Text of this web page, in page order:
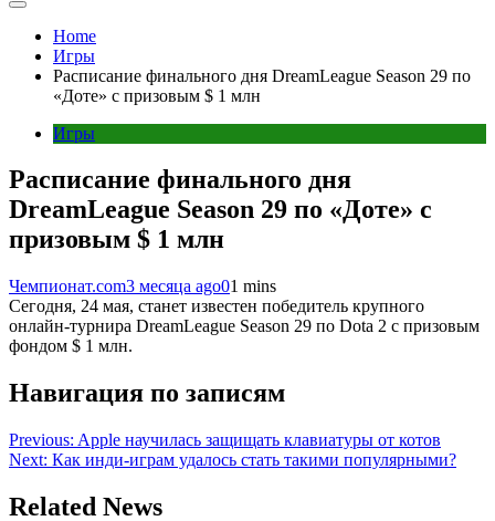
Home
Игры
Расписание финального дня DreamLeague Season 29 по
«Доте» с призовым $ 1 млн
Игры
Расписание финального дня
DreamLeague Season 29 по «Доте» с
призовым $ 1 млн
Чемпионат.com3 месяца ago01 mins
Сегодня, 24 мая, станет известен победитель крупного
онлайн-турнира DreamLeague Season 29 по Dota 2 с призовым
фондом $ 1 млн.
Навигация по записям
Previous: Apple научилась защищать клавиатуры от котов
Next: Как инди-играм удалось стать такими популярными?
Related News